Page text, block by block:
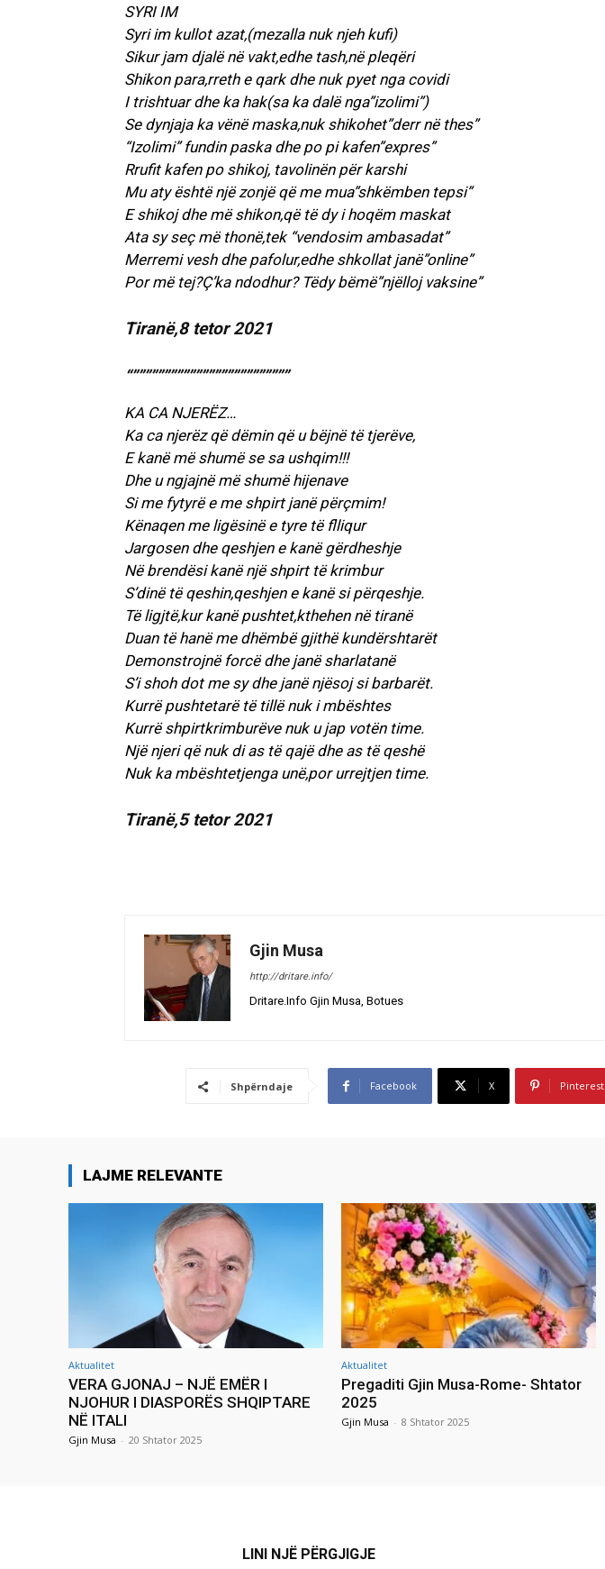
SYRI IM
Syri im kullot azat,(mezalla nuk njeh kufi)
Sikur jam djalë në vakt,edhe tash,në pleqëri
Shikon para,rreth e qark dhe nuk pyet nga covidi
I trishtuar dhe ka hak(sa ka dalë nga”izolimi”)
Se dynjaja ka vënë maska,nuk shikohet”derr në thes”
“Izolimi” fundin paska dhe po pi kafen”expres”
Rrufit kafen po shikoj, tavolinën për karshi
Mu aty është një zonjë që me mua”shkëmben tepsi”
E shikoj dhe më shikon,që të dy i hoqëm maskat
Ata sy seç më thonë,tek “vendosim ambasadat”
Merremi vesh dhe pafolur,edhe shkollat janë”online”
Por më tej?Ç’ka ndodhur? Tëdy bëmë”njëlloj vaksine”
Tiranë,8 tetor 2021
“”””””””””””””””””””””””””
KA CA NJERËZ…
Ka ca njerëz që dëmin që u bëjnë të tjerëve,
E kanë më shumë se sa ushqim!!!
Dhe u ngjajnë më shumë hijenave
Si me fytyrë e me shpirt janë përçmim!
Kënaqen me ligësinë e tyre të flliqur
Jargosen dhe qeshjen e kanë gërdheshje
Në brendësi kanë një shpirt të krimbur
S’dinë të qeshin,qeshjen e kanë si përqeshje.
Të ligjtë,kur kanë pushtet,kthehen në tiranë
Duan të hanë me dhëmbë gjithë kundërshtarët
Demonstrojnë forcë dhe janë sharlatanë
S’i shoh dot me sy dhe janë njësoj si barbarët.
Kurrë pushtetarë të tillë nuk i mbështes
Kurrë shpirtkrimburëve nuk u jap votën time.
Një njeri që nuk di as të qajë dhe as të qeshë
Nuk ka mbështetjenga unë,por urrejtjen time.
Tiranë,5 tetor 2021
Gjin Musa
http://dritare.info/
Dritare.Info Gjin Musa, Botues
Shpërndaje Facebook X Pinterest
LAJME RELEVANTE
Aktualitet
VERA GJONAJ – NJË EMËR I
NJOHUR I DIASPORËS SHQIPTARE
NË ITALI
Gjin Musa - 20 Shtator 2025
Aktualitet
Pregaditi Gjin Musa-Rome- Shtator
2025
Gjin Musa - 8 Shtator 2025
LINI NJË PËRGJIGJE